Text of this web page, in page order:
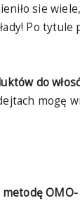
sie
Po tytule
do
mogę